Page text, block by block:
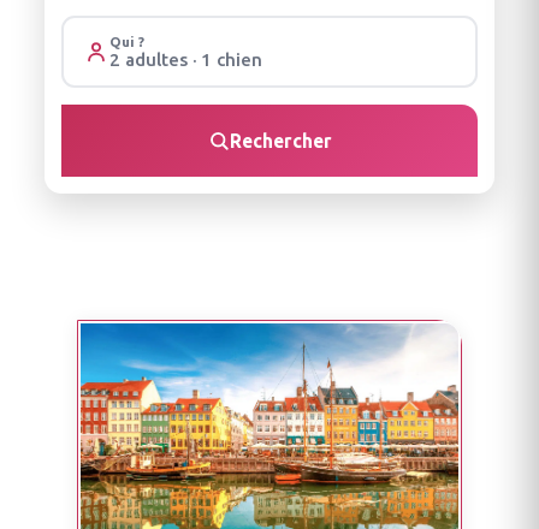
Qui ?
2 adultes · 1 chien
Rechercher